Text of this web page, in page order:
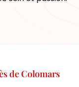
de Colomars